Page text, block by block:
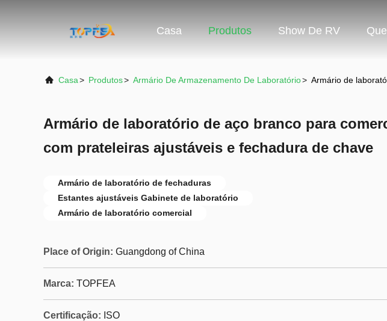
Casa Produtos Show De RV
Casa> Produtos> Armário De Armazenamento De Laboratório> Armário de
Armário de laboratório de aço branco para
com prateleiras ajustáveis e fechadura de chave
Armário de laboratório de fechaduras
Estantes ajustáveis Gabinete de laboratório
Armário de laboratório comercial
Place of Origin: Guangdong of China
Marca: TOPFEA
Certificação: ISO